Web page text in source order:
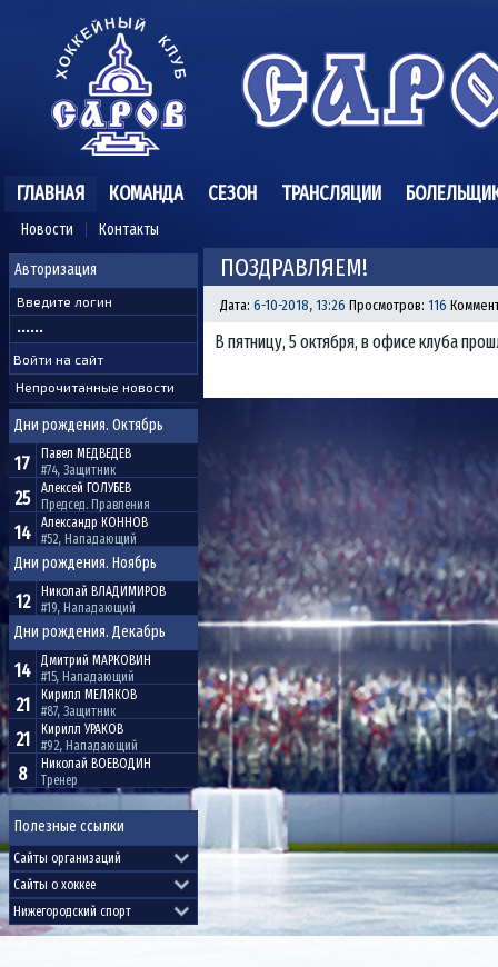
ГЛАВНАЯ
Новости Контакты
КОМАНДА СЕЗОН ТРАНСЛЯЦИИ
Авторизация
Непрочитанные новости
Дни рождения. Октябрь
17 Павел МЕДВЕДЕВ
#74, Защитник
25 Алексей ГОЛУБЕВ
Председ. Правления
14 Александр КОННОВ
#52, Нападающий
Дни рождения. Ноябрь
12 Николай ВЛАДИМИРОВ
#19, Нападающий
Дни рождения. Декабрь
14 Дмитрий МАРКОВИН
#15, Нападающий
21 Кирилл МЕЛЯКОВ
#87, Защитник
21 Кирилл УРАКОВ
#92, Нападающий
8 Николай ВОЕВОДИН
Тренер
Полезные ссылки
ПОЗДРАВЛЯЕМ!
Дата: 6-10-2018, 13:26 Просмотров: 116
В пятницу, 5 октября, в офисе клуба